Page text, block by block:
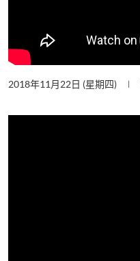
2018年11月22日 (星期四)